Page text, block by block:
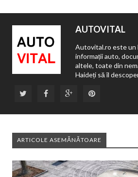
AUTOVITAL
Autovital.ro este un
informații auto,
altele, toate din
Haideți să îl
ARTICOLE ASEMĂNĂTOARE